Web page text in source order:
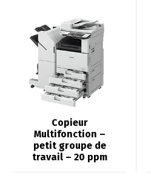
Copieur
Multifonction –
petit groupe de
travail – 20 ppm